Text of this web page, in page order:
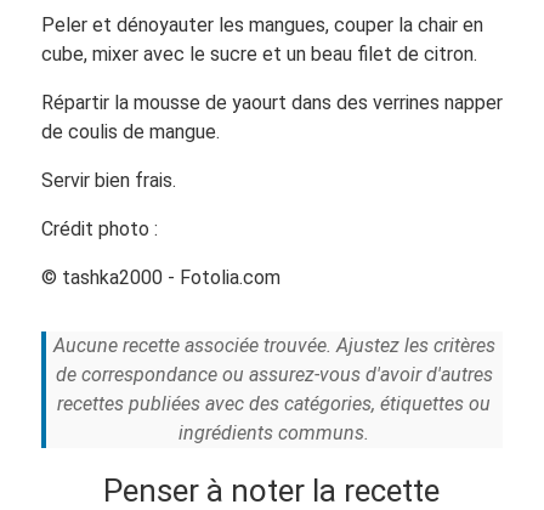
Peler et dénoyauter les mangues, couper la chair en
cube, mixer avec le sucre et un beau filet de citron.
Répartir la mousse de yaourt dans des verrines napper
de coulis de mangue.
Servir bien frais.
Crédit photo :
© tashka2000 - Fotolia.com
Aucune recette associée trouvée. Ajustez les critères
de correspondance ou assurez-vous d'avoir d'autres
recettes publiées avec des catégories, étiquettes ou
ingrédients communs.
Penser à noter la recette